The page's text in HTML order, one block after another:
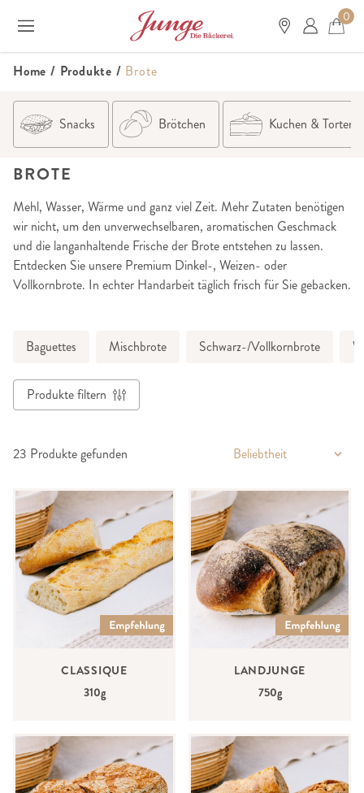
0
Home / Produkte / Brote
Snacks Brötchen Kuchen & Torten
BROTE
Mehl, Wasser, Wärme und ganz viel Zeit. Mehr Zutaten benötigen
wir nicht, um den unverwechselbaren, aromatischen Geschmack
und die langanhaltende Frische der Brote entstehen zu lassen.
Entdecken Sie unsere Premium Dinkel-, Weizen- oder
Vollkornbrote. In echter Handarbeit täglich frisch für Sie gebacken.
Baguettes Mischbrote Schwarz-/Vollkornbrote
Produkte filtern
23 Produkte gefunden
CLASSIQUE
310g
LANDJUNGE
750g